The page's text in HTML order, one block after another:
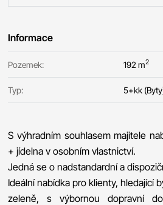
Informace
Pozemek: 192 m2
Typ: 5+kk
S výhradním souhlasem majitele
+ jídelna v osobním vlastnictví.
Jedná se o nadstandardní a
Ideální nabídka pro klienty, hledající
zeleně, s výbornou dopravní